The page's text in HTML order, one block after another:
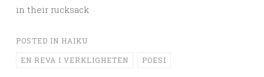
in their rucksack
POSTED IN HAIKU
EN REVA I VERKLIGHETEN POESI